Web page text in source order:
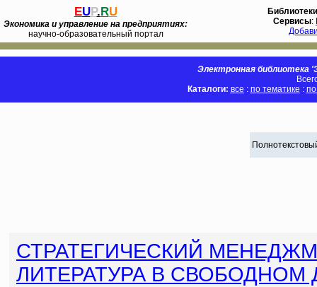
EUP.RU
Экономика и управление на предприятиях:
научно-образовательный портал
Библиотеки
Сервисы:
Электронная библиотека
Каталоги: все : по тематике :
СТРАТЕГИЧЕСКИЙ
ЛИТЕРАТУРА В СВОБОДНОМ